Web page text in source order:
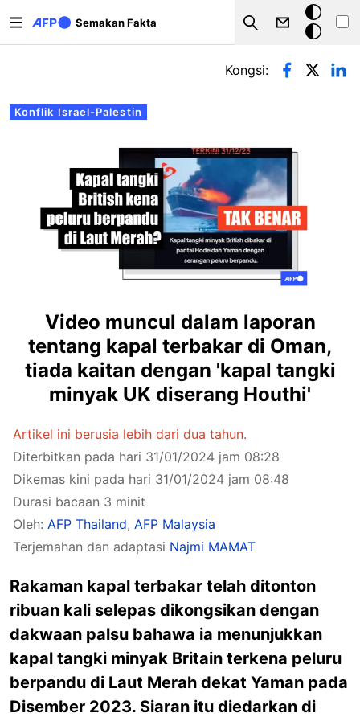
Semakan Fakta
Search
Mod
gelap
Tab-tab utama
Konflik Israel-Palestin
Kongsi:
Video muncul dalam laporan
tentang kapal terbakar di Oman,
tiada kaitan dengan 'kapal tangki
minyak UK diserang Houthi'
Artikel ini berusia lebih dari dua tahun.
Diterbitkan pada hari 31/01/2024 jam 08:28
Dikemas kini pada hari 31/01/2024 jam 08:48
Durasi bacaan 3 minit
Oleh: AFP Thailand, AFP Malaysia
Terjemahan dan adaptasi Najmi MAMAT
Rakaman kapal terbakar telah ditonton
ribuan kali selepas dikongsikan dengan
dakwaan palsu bahawa ia menunjukkan
kapal tangki minyak Britain terkena peluru
berpandu di Laut Merah dekat Yaman pada
Disember 2023. Siaran itu diedarkan di